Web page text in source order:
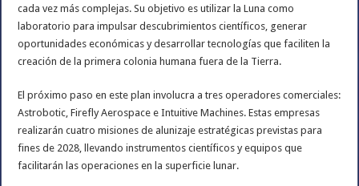
cada vez más complejas. Su objetivo es utilizar la Luna como
laboratorio para impulsar descubrimientos científicos, generar
oportunidades económicas y desarrollar tecnologías que faciliten la
creación de la primera colonia humana fuera de la Tierra.
El próximo paso en este plan involucra a tres operadores comerciales:
Astrobotic, Firefly Aerospace e Intuitive Machines. Estas empresas
realizarán cuatro misiones de alunizaje estratégicas previstas para
fines de 2028, llevando instrumentos científicos y equipos que
facilitarán las operaciones en la superficie lunar.